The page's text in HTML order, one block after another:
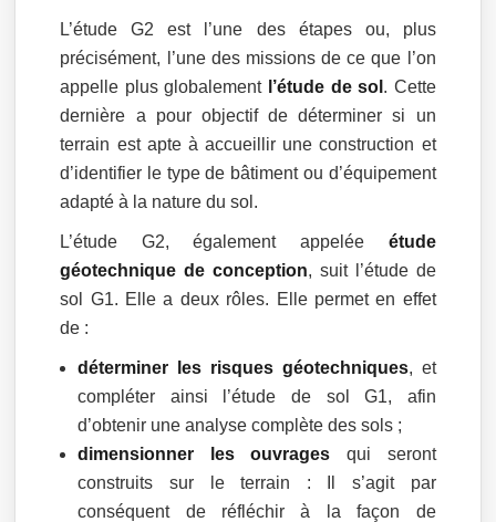
L’étude G2 est l’une des étapes ou, plus
précisément, l’une des missions de ce que l’on
appelle plus globalement l’étude de sol . Cette
dernière a pour objectif de déterminer si un
terrain est apte à accueillir une construction et
d’identifier le type de bâtiment ou d’équipement
adapté à la nature du sol.
L’étude G2, également appelée étude
géotechnique de conception, suit l’étude de
sol G1. Elle a deux rôles. Elle permet en effet
de :
déterminer les risques géotechniques, et
compléter ainsi l’étude de sol G1, afin
d’obtenir une analyse complète des sols ;
dimensionner les ouvrages qui seront
construits sur le terrain : Il s’agit par
conséquent de réfléchir à la façon de